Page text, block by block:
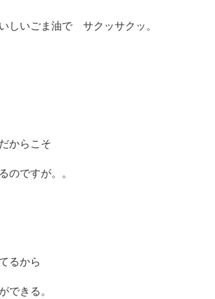
しいごま油で サクッサクッ。
からこそ
のですが。。
るから
できる。